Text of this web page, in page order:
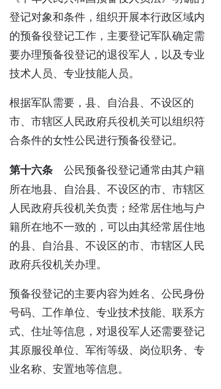
登记对象和条件，组织开展本行政区域内
的预备役登记工作，主要登记军队确定需
要办理预备役登记的退役军人，以及专业
技术人员、专业技能人员。
根据军队需要，县、自治县、不设区的
市、市辖区人民政府兵役机关可以组织符
合条件的女性公民进行预备役登记。
第十六条公民预备役登记通常由其户籍
所在地县、自治县、不设区的市、市辖区
人民政府兵役机关负责；经常居住地与户
籍所在地不一致的，可以由其经常居住地
的县、自治县、不设区的市、市辖区人民
政府兵役机关办理。
预备役登记的主要内容为姓名、公民身份
号码、工作单位、专业技术技能、联系方
式、住址等信息，对退役军人还需要登记
其原服役单位、军衔等级、岗位职务、专
业名称、安置地等信息。